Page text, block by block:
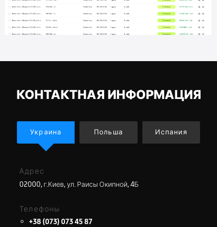
КОНТАКТНАЯ ИНФОРМАЦИЯ
Украина Польша Испания
Адрес
02000, г.Киев, ул. Раисы Окипной, 4Б
Телефоны
+38 (073) 073 45 87